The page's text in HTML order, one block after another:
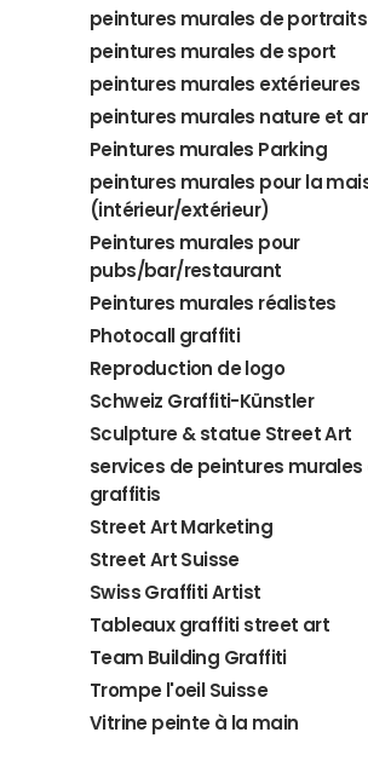
peintures murales de portraits
peintures murales de sport
peintures murales extérieures
peintures murales nature et
Peintures murales Parking
peintures murales pour la
(intérieur/extérieur)
Peintures murales pour
pubs/bar/restaurant
Peintures murales réalistes
Photocall graffiti
Reproduction de logo
Schweiz Graffiti-Künstler
Sculpture & statue Street Art
services de peintures murales
graffitis
Street Art Marketing
Street Art Suisse
Swiss Graffiti Artist
Tableaux graffiti street art
Team Building Graffiti
Trompe l'oeil Suisse
Vitrine peinte à la main